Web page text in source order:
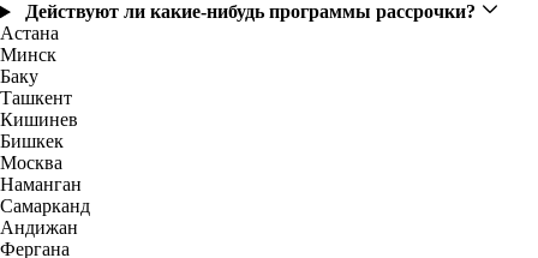
Действуют ли какие-нибудь программы рассрочки?
Астана
Минск
Баку
Ташкент
Кишинев
Бишкек
Москва
Наманган
Самарканд
Андижан
Фергана